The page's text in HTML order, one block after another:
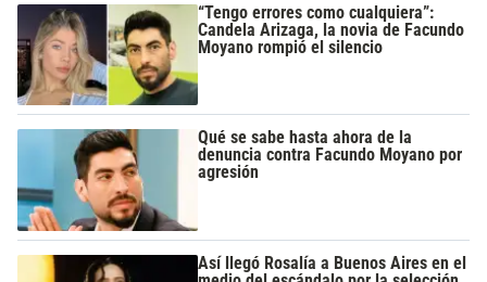
“Tengo errores como cualquiera”:
Candela Arizaga, la novia de Facundo
Moyano rompió el silencio
Qué se sabe hasta ahora de la
denuncia contra Facundo Moyano por
agresión
Así llegó Rosalía a Buenos Aires en el